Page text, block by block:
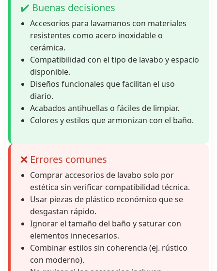
✔️ Buenas decisiones
Accesorios para lavamanos con materiales
resistentes como acero inoxidable o
cerámica.
Compatibilidad con el tipo de lavabo y espacio
disponible.
Diseños funcionales que facilitan el uso
diario.
Acabados antihuellas o fáciles de limpiar.
Colores y estilos que armonizan con el baño.
❌ Errores comunes
Comprar accesorios de lavabo solo por
estética sin verificar compatibilidad técnica.
Usar piezas de plástico económico que se
desgastan rápido.
Ignorar el tamaño del baño y saturar con
elementos innecesarios.
Combinar estilos sin coherencia (ej. rústico
con moderno).